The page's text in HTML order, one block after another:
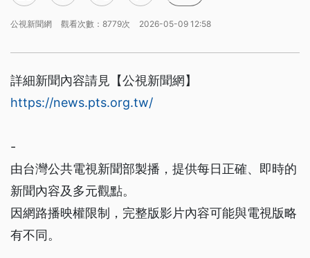
公視新聞網 觀看次數：8779次 2026-05-09 12:58
詳細新聞內容請見【公視新聞網】
https://news.pts.org.tw/
-
由台灣公共電視新聞部製播，提供每日正確、即時的
新聞內容及多元觀點。
因網路播映權限制，完整版影片內容可能與電視版略
有不同。